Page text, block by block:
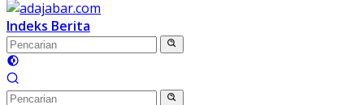
Indeks Berita